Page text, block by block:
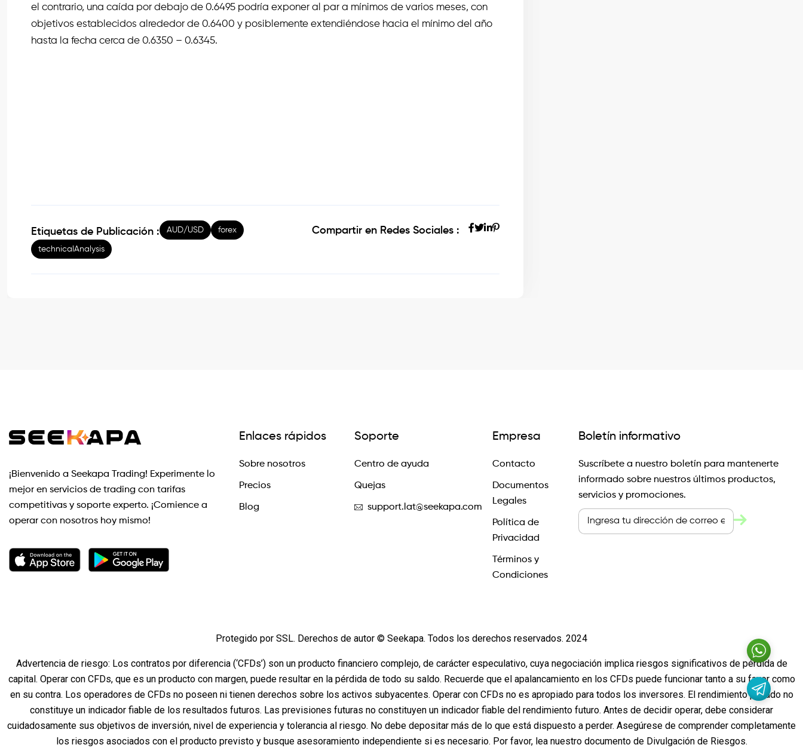
el contrario, una caída por debajo de 0.6495 podría exponer al par a mínimos de varios meses, con
objetivos establecidos alrededor de 0.6400 y posiblemente extendiéndose hacia el mínimo del año
hasta la fecha cerca de 0.6350 – 0.6345.
Etiquetas de Publicación : AUD/USD forex
technicalAnalysis
Compartir en Redes Sociales :
¡Bienvenido a Seekapa Trading! Experimente lo
mejor en servicios de trading con tarifas
competitivas y soporte experto. ¡Comience a
operar con nosotros hoy mismo!
Enlaces rápidos
Sobre nosotros
Precios
Blog
Soporte
Centro de ayuda
Quejas
support.lat@seekapa.com
Empresa
Contacto
Documentos
Legales
Política de
Privacidad
Términos y
Condiciones
Boletín informativo
Suscríbete a nuestro boletín para mantenerte
informado sobre nuestros últimos productos,
servicios y promociones.
Protegido por SSL. Derechos de autor © Seekapa. Todos los derechos reservados. 2024
Advertencia de riesgo: Los contratos por diferencia (‘CFDs’) son un producto financiero complejo, de carácter especulativo, cuya negociación implica riesgos significativos de pérdida de
capital. Operar con CFDs, que es un producto con margen, puede resultar en la pérdida de todo su saldo. Recuerde que el apalancamiento en los CFDs puede funcionar tanto a su favor como
en su contra. Los operadores de CFDs no poseen ni tienen derechos sobre los activos subyacentes. Operar con CFDs no es apropiado para todos los inversores. El rendimiento pasado no
constituye un indicador fiable de los resultados futuros. Las previsiones futuras no constituyen un indicador fiable del rendimiento futuro. Antes de decidir operar, debe considerar
cuidadosamente sus objetivos de inversión, nivel de experiencia y tolerancia al riesgo. No debe depositar más de lo que está dispuesto a perder. Asegúrese de comprender completamente
los riesgos asociados con el producto previsto y busque asesoramiento independiente si es necesario. Por favor, lea nuestro documento de Divulgación de Riesgos.